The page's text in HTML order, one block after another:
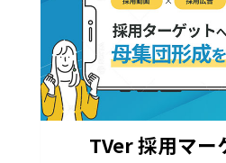
TVer 採用マー